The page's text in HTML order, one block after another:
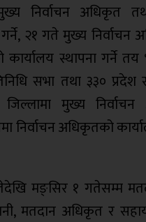
निर्वाचन अधिकृत तथा
२१ गते मुख्य निर्वाचन
कार्यालय स्थापना गर्ने
सभा तथा ३३०
मुख्य
निर्वाचन अधिकृतको
मङ्सिर १ गतेसम्म
मतदान अधिकृत र